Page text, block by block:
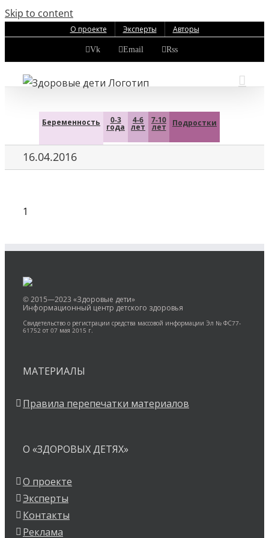
Skip to content
О проекте Эксперты Авторы
Vk Email Rss
Беременность 0-3
года
4-6
лет
7-10
лет Подростки
16.04.2016
1
© 2015—2023 «Здоровые дети»
Информационный центр детского здоровья
Свидетельство о регистрации средства массовой информации Эл № ФС77-
61752 от 07 мая 2015 г.
МАТЕРИАЛЫ
Правила перепечатки материалов
О «ЗДОРОВЫХ ДЕТЯХ»
О проекте
Эксперты
Контакты
Реклама